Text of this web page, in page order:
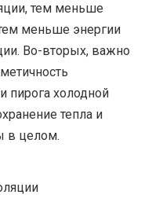
тем меньше
меньше энергии
Во-вторых, важно
пирога холодной
тепла и
в целом.